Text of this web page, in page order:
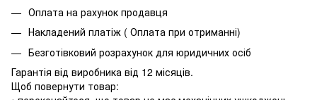
Оплата на рахунок продавця
Накладений платіж ( Оплата при отриманні)
Безготівковий розрахунок для юридичних осіб
Гарантія від виробника від 12 місяців.
Щоб повернути товар: